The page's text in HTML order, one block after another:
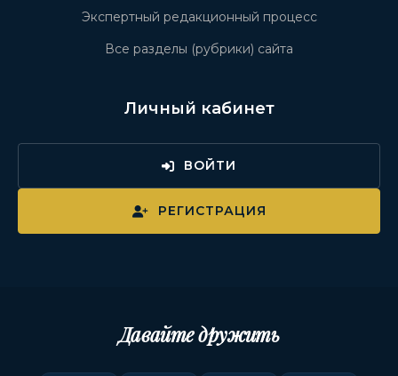
Экспертный редакционный процесс
Все разделы (рубрики) сайта
Личный кабинет
ВОЙТИ
РЕГИСТРАЦИЯ
Давайте дружить